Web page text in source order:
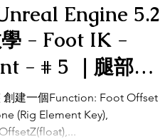
Engine 5.2
-
(Rig Element Key),